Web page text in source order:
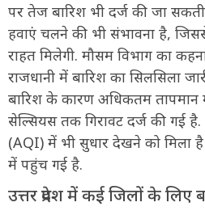
पर तेज बारिश भी दर्ज की जा
हवाएं चलने की भी संभावना है,
राहत मिलेगी. मौसम विभाग का
राजधानी में बारिश का सिलसिला
बारिश के कारण अधिकतम तापमान
सेल्सियस तक गिरावट दर्ज की गई है.
(AQI) में भी सुधार देखने को मिला
में पहुंच गई है.
उत्तर प्रदेश में कई जिलों के लिए